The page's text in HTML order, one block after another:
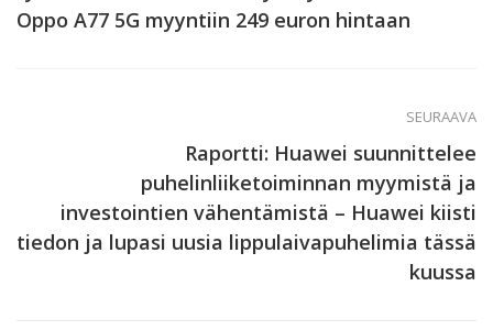
Oppo A77 5G myyntiin 249 euron hintaan
SEURAAVA
Raportti: Huawei suunnittelee
puhelinliiketoiminnan myymistä ja
investointien vähentämistä – Huawei kiisti
tiedon ja lupasi uusia lippulaivapuhelimia tässä
kuussa